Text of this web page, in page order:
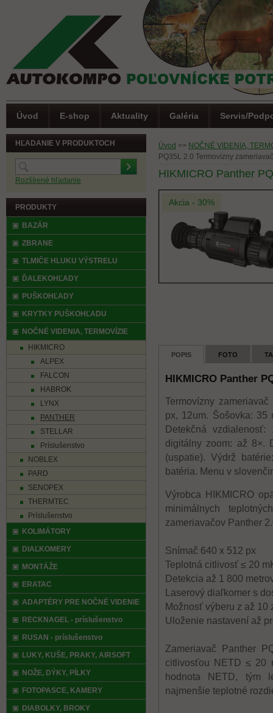
Úvod >> NOČNÉ VIDENIA,
PQ35L 2.0 Termovízny zameriavač
HIKMICRO Panther
Akcia - 30%
POPIS FOTO
HIKMICRO Panther
Termovízny
px, 12um. Šošovka: 35
Detekčná
digitálny zoom: až 8×.
(uspatie). Výdrž
batéria. Menu v
Výrobca HIKMICRO
minimálnych
zameriavačov Panther
Snímač 640 x 512 px
Teplotná citlivosť ≤ 20
Detekcia až 1 800
Laserový diaľkomer s
Možnosť výberu z až 10
Uloženie nastavení až
Zameriavač Panther
citlivosťou NETD ≤ 20
hodnota NETD, tým
najmenšie teplotné
HĽADANIE V PRODUKTOCH
Rozšírené hľadanie
PRODUKTY
BAZÁR
ZBRANE
TLMIČE HLUKU VÝSTRELU
ĎALEKOHĽADY
PUŠKOHĽADY
KRYTKY PUŠKOHĽADU
NOČNÉ VIDENIA, TERMOVÍZIE
HIKMICRO
ALPEX
FALCON
HABROK
LYNX
PANTHER
STELLAR
Príslušenstvo
NOBLEX
PARD
SENOPEX
THERMTEC
Príslušenstvo
KOLIMÁTORY
DIAĽKOMERY
MONTÁŽE
ERATAC
ADAPTÉRY PRE NOČNÉ VIDENIE
RECKNAGEL - príslušenstvo
RUSAN - príslušenstvo
LUKY, KUŠE, PRAKY, AIRSOFT
NOŽE, DÝKY, PÍLKY
FOTOPASCE, KAMERY
DIABOLKY, BROKY
Úvod E-shop Aktuality Galéria Servis/